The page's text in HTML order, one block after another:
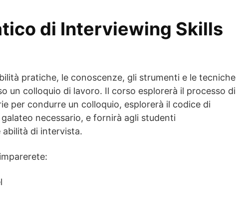
di Interviewing Skills
pratiche, le conoscenze, gli strumenti e le tecniche
un colloquio di lavoro. Il corso esplorerà il processo di
per condurre un colloquio, esplorerà il codice di
necessario, e fornirà agli studenti
abilità di intervista.